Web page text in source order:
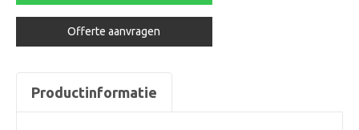
Offerte aanvragen
Productinformatie